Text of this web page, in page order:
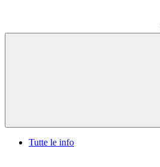
Tutte le info